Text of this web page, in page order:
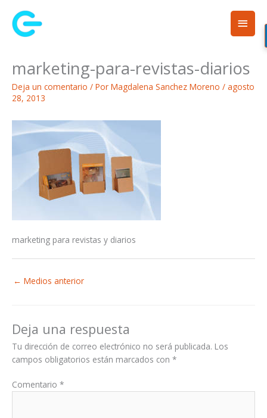
contenido
marketing-para-revistas-diarios
Deja un comentario / Por Magdalena Sanchez Moreno / agosto
28, 2013
marketing para revistas y diarios
← Medios anterior
Deja una respuesta
Tu dirección de correo electrónico no será publicada. Los
campos obligatorios están marcados con *
Comentario *